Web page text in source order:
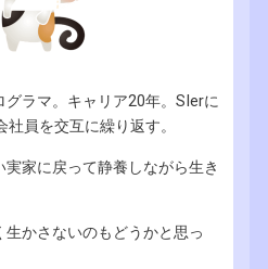
ラマ。キャリア20年。SIerに
員を交互に繰り返す。
家に戻って静養しながら生き
かさないのもどうかと思っ